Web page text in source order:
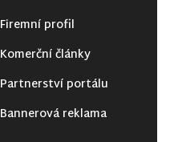
Firemní profil
Komerční články
Partnerství portálu
Bannerová reklama